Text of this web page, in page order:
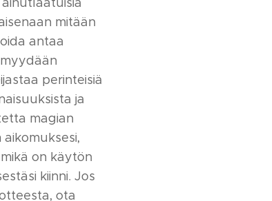
mitään
antaa
perinteisiä
ja
magian
on käytön
kiinni. Jos
ota